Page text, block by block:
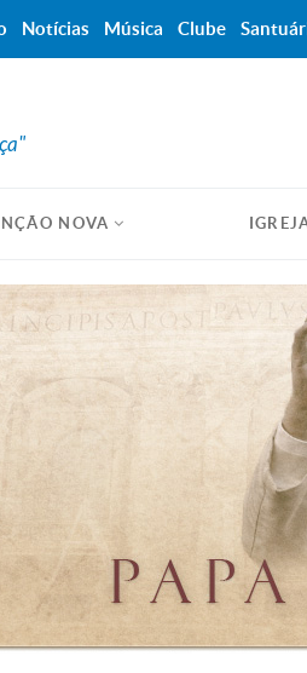
NOVA
Notícias Música Clube